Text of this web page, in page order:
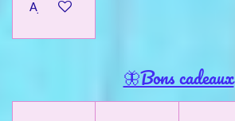
Ajouter au panier
🦋Bons cadeaux